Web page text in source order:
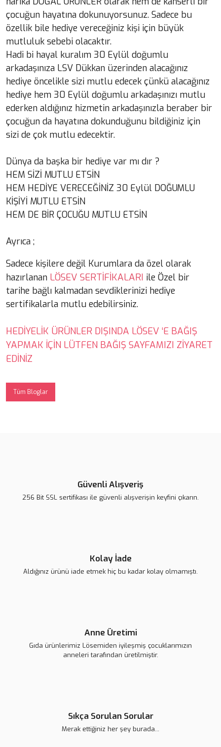
çocuğun hayatına dokunuyorsunuz. Sadece bu
özellik bile hediye vereceğiniz kişi için büyük
mutluluk sebebi olacaktır.
Hadi bi hayal kuralım 30 Eylül doğumlu
arkadaşınıza LSV Dükkan üzerinden alacağınız
hediye öncelikle sizi mutlu edecek çünkü alacağınız
hediye hem 30 Eylül doğumlu arkadaşınızı mutlu
ederken aldığınız hizmetin arkadaşınızla beraber bir
çocuğun da hayatına dokunduğunu bildiğiniz için
sizi de çok mutlu edecektir.
Dünya da başka bir hediye var mı dır ?
HEM SİZİ MUTLU ETSİN
HEM HEDİYE VERECEĞİNİZ 30 Eylül DOĞUMLU
KİŞİYİ MUTLU ETSİN
HEM DE BİR ÇOCUĞU MUTLU ETSİN
Ayrıca ;
Sadece kişilere değil Kurumlara da özel olarak
hazırlanan LÖSEV SERTİFİKALARI ile Özel bir
tarihe bağlı kalmadan sevdiklerinizi hediye
sertifikalarla mutlu edebilirsiniz.
HEDİYELİK ÜRÜNLER DIŞINDA LÖSEV ‘E BAĞIŞ
YAPMAK İÇİN LÜTFEN BAĞIŞ SAYFAMIZI ZİYARET
EDİNİZ
Tüm Bloglar
Güvenli Alışveriş
256 Bit SSL sertifikası ile güvenli alışverişin keyfini çıkarın.
Kolay İade
Aldığınız ürünü iade etmek hiç bu kadar kolay olmamıştı.
Anne Üretimi
Gıda ürünlerimiz Lösemiden iyileşmiş çocuklarımızın
anneleri tarafından üretilmiştir.
Sıkça Sorulan Sorular
Merak ettiğiniz her şey burada...